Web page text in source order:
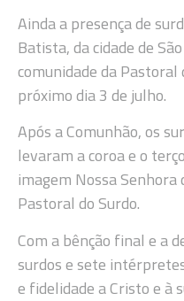
Ainda a presença de
Batista, da cidade de
comunidade da Pastoral
próximo dia 3 de julho.
Após a Comunhão, os
levaram a coroa e o
imagem Nossa Senhora
Pastoral do Surdo.
Com a bênção final e a
surdos e sete
e fidelidade a Cristo e à